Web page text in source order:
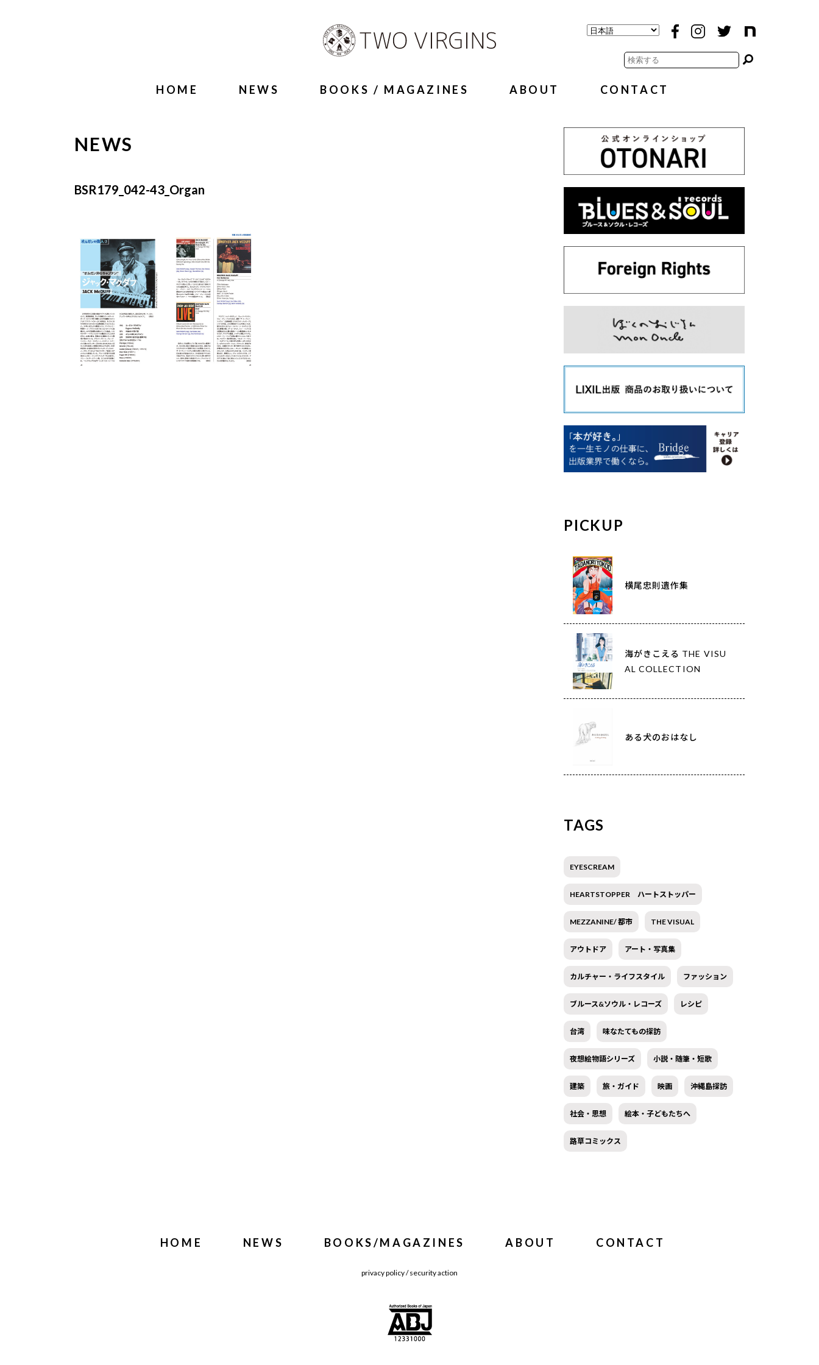
HOME NEWS BOOKS / MAGAZINES ABOUT CONTACT
NEWS
BSR179_042-43_Organ
PICKUP
横尾忠則遺作集
海がきこえる THE VISU
AL COLLECTION
ある犬のおはなし
TAGS
EYESCREAM
HEARTSTOPPER ハートストッパー
MEZZANINE/ 都市 THE VISUAL
アウトドア アート・写真集
カルチャー・ライフスタイル ファッション
ブルース&ソウル・レコーズ レシピ
台湾 味なたてもの探訪
夜想絵物語シリーズ 小説・随筆・短歌
建築 旅・ガイド 映画 沖縄島探訪
社会・思想 絵本・子どもたちへ
路草コミックス
HOME NEWS BOOKS/MAGAZINES ABOUT CONTACT
privacy policy/security action